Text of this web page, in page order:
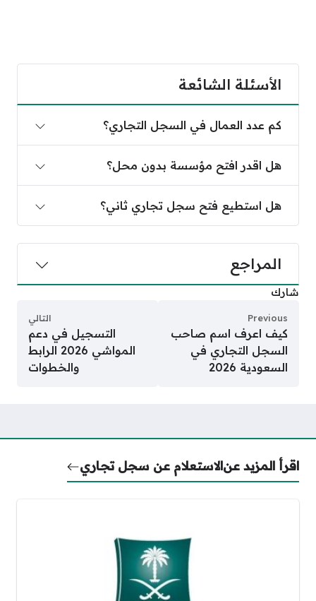
الأسئلة الشائعة
كم عدد العمال في السجل التجاري؟
هل اقدر افتح مؤسسة بدون محل؟
هل استطيع فتح سجل تجاري ثاني؟
المراجع
شارك
Previous
كيف اعرف اسم صاحب
السجل التجاري في
السعودية 2026
التالي
التسجيل في دعم
المواشي 2026 الرابط
والخطوات
اقرأ المزيد عنالاستعلام عن سجل تجاري